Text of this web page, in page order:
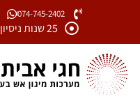
074-745-2402
25 שנות ניסיון